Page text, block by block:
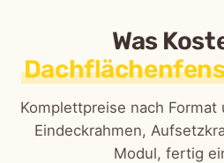
Was
Komplettpreise nach Format
Eindeckrahmen,
Modul, fertig